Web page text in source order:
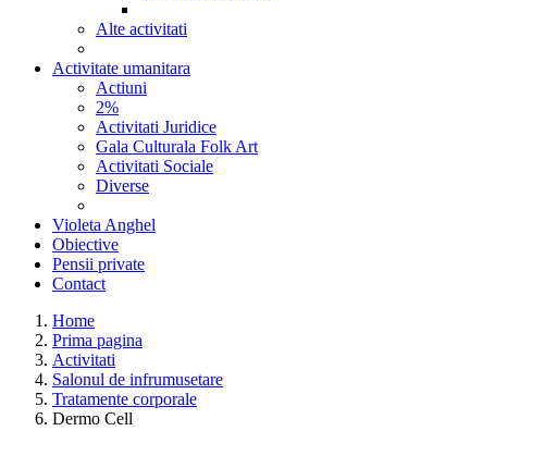
Alte activitati
Activitate umanitara
Actiuni
2%
Activitati Juridice
Gala Culturala Folk Art
Activitati Sociale
Diverse
Violeta Anghel
Obiective
Pensii private
Contact
Home
Prima pagina
Activitati
Salonul de infrumusetare
Tratamente corporale
Dermo Cell